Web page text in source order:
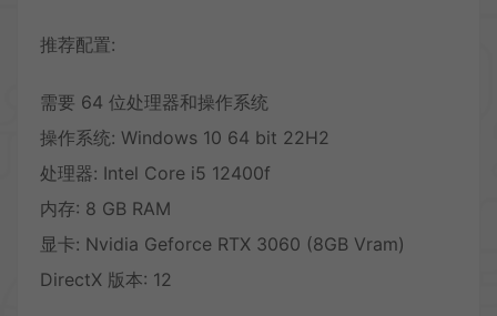
推荐配置:
需要 64 位处理器和操作系统
操作系统: Windows 10 64 bit 22H2
处理器: Intel Core i5 12400f
内存: 8 GB RAM
显卡: Nvidia Geforce RTX 3060 (8GB Vram)
DirectX 版本: 12